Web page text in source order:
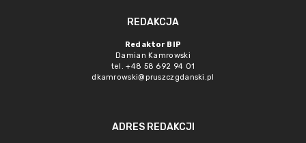
REDAKCJA
Redaktor BIP
Damian Kamrowski
tel. +48 58 692 94 01
dkamrowski@pruszczgdanski.pl
ADRES REDAKCJI